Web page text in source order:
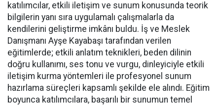
katılımcılar, etkili iletişim ve sunum konusunda teorik
bilgilerin yanı sıra uygulamalı çalışmalarla da
kendilerini geliştirme imkânı buldu. İş ve Meslek
Danışmanı Ayşe Kayabaşı tarafından verilen
eğitimlerde; etkili anlatım teknikleri, beden dilinin
doğru kullanımı, ses tonu ve vurgu, dinleyiciyle etkili
iletişim kurma yöntemleri ile profesyonel sunum
hazırlama süreçleri kapsamlı şekilde ele alındı. Eğitim
boyunca katılımcılara, başarılı bir sunumun temel